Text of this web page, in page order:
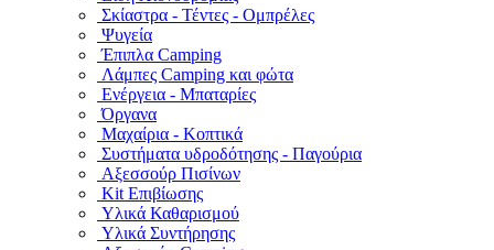
Σκίαστρα - Τέντες - Ομπρέλες
Ψυγεία
Έπιπλα Camping
Λάμπες Camping και φώτα
Ενέργεια - Μπαταρίες
Όργανα
Μαχαίρια - Κοπτικά
Συστήματα υδροδότησης - Παγούρια
Αξεσσούρ Πισίνων
Kit Επιβίωσης
Υλικά Καθαρισμού
Υλικά Συντήρησης